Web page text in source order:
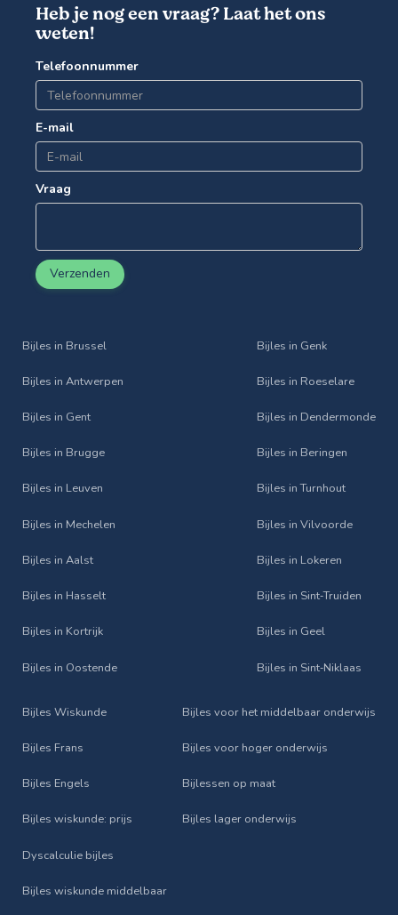
Heb je nog een vraag? Laat het ons
weten!
Telefoonnummer
E-mail
Vraag
Verzenden
Bijles in Brussel
Bijles in Antwerpen
Bijles in Gent
Bijles in Brugge
Bijles in Leuven
Bijles in Mechelen
Bijles in Aalst
Bijles in Hasselt
Bijles in Kortrijk
Bijles in Oostende
Bijles in Genk
Bijles in Roeselare
Bijles in Dendermonde
Bijles in Beringen
Bijles in Turnhout
Bijles in Vilvoorde
Bijles in Lokeren
Bijles in Sint‑Truiden
Bijles in Geel
Bijles in Sint‑Niklaas
Bijles Wiskunde
Bijles Frans
Bijles Engels
Bijles wiskunde: prijs
Dyscalculie bijles
Bijles wiskunde middelbaar
Bijles voor het middelbaar onderwijs
Bijles voor hoger onderwijs
Bijlessen op maat
Bijles lager onderwijs